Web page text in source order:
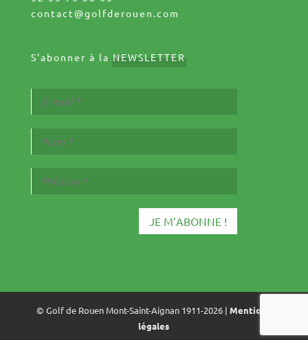
contact@golfderouen.com
S'abonner à la NEWSLETTER
© Golf de Rouen Mont-Saint-Aignan 1911-2026 |Mentions
légales